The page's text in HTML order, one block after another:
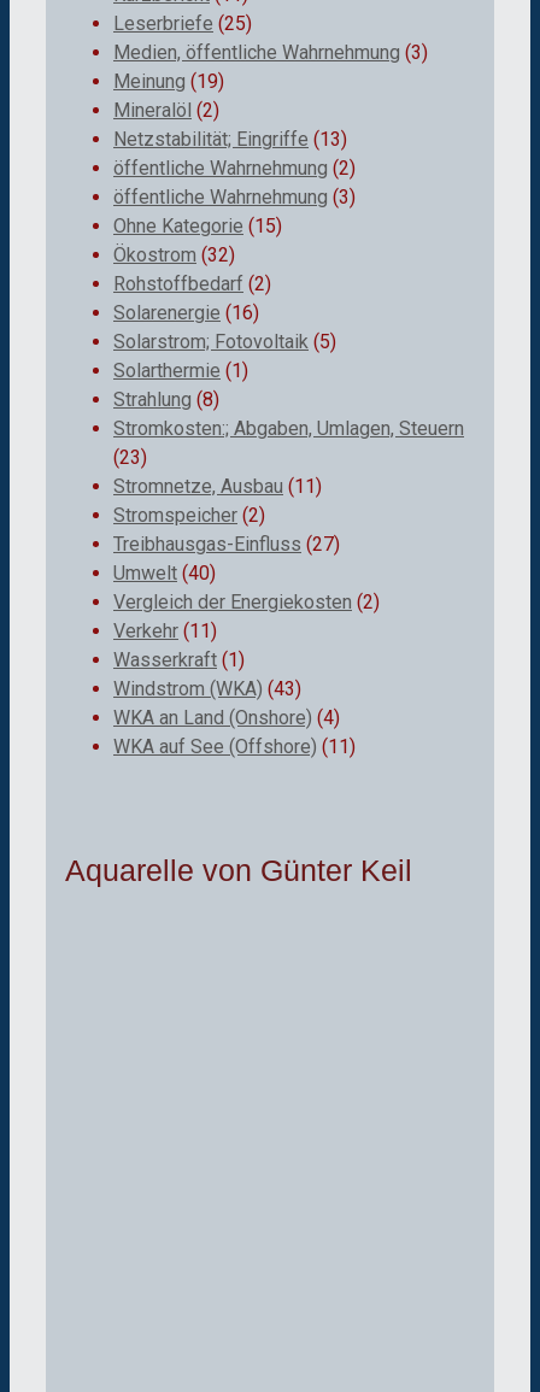
Leserbriefe (25)
Medien, öffentliche Wahrnehmung (3)
Meinung (19)
Mineralöl (2)
Netzstabilität; Eingriffe (13)
öffentliche Wahrnehmung (2)
öffentliche Wahrnehmung (3)
Ohne Kategorie (15)
Ökostrom (32)
Rohstoffbedarf (2)
Solarenergie (16)
Solarstrom; Fotovoltaik (5)
Solarthermie (1)
Strahlung (8)
Stromkosten:; Abgaben, Umlagen, Steuern
(23)
Stromnetze, Ausbau (11)
Stromspeicher (2)
Treibhausgas-Einfluss (27)
Umwelt (40)
Vergleich der Energiekosten (2)
Verkehr (11)
Wasserkraft (1)
Windstrom (WKA) (43)
WKA an Land (Onshore) (4)
WKA auf See (Offshore) (11)
Aquarelle von Günter Keil